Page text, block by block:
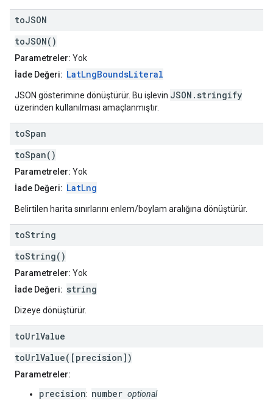
toJSON
toJSON()
Parametreler: Yok
İade Değeri: LatLngBoundsLiteral
JSON gösterimine dönüştürür. Bu işlevin JSON.stringify
üzerinden kullanılması amaçlanmıştır.
toSpan
toSpan()
Parametreler: Yok
İade Değeri: LatLng
Belirtilen harita sınırlarını enlem/boylam aralığına dönüştürür.
toString
toString()
Parametreler: Yok
İade Değeri: string
Dizeye dönüştürür.
toUrlValue
toUrlValue([precision])
Parametreler:
precision: number optional